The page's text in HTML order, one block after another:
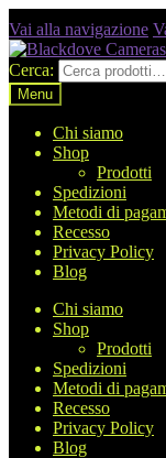
Vai alla navigazione
Cerca:
Menu
Chi siamo
Shop
Prodotti
Spedizioni
Metodi di
Recesso
Privacy Policy
Blog
Chi siamo
Shop
Prodotti
Spedizioni
Metodi di
Recesso
Privacy Policy
Blog